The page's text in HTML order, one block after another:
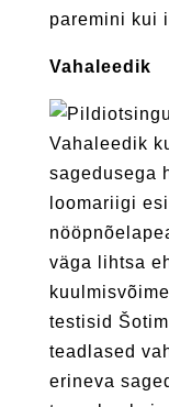
paremini kui
Vahaleedik
Vahaleedik
sagedusega
loomariigi
väga lihtsa
testisid
teadlased
erineva